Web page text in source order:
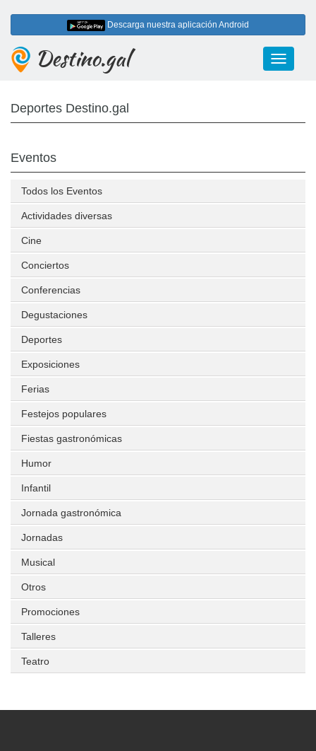
Descarga nuestra aplicación Android
Toggle
Destino.gal
Deportes Destino.gal
Eventos
Todos los Eventos
Actividades diversas
Cine
Conciertos
Conferencias
Degustaciones
Deportes
Exposiciones
Ferias
Festejos populares
Fiestas gastronómicas
Humor
Infantil
Jornada gastronómica
Jornadas
Musical
Otros
Promociones
Talleres
Teatro